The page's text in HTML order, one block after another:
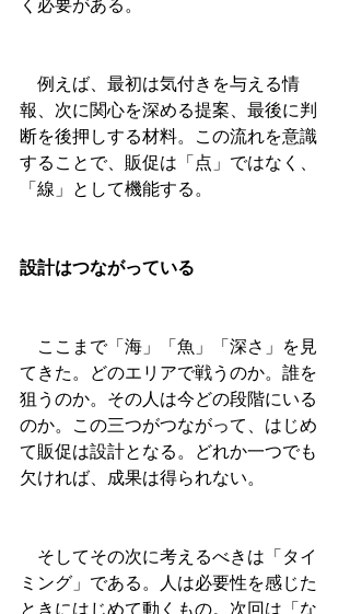
く必要がある。
例えば、最初は気付きを与える情
報、次に関心を深める提案、最後に判
断を後押しする材料。この流れを意識
することで、販促は「点」ではなく、
「線」として機能する。
設計はつながっている
ここまで「海」「魚」「深さ」を見
てきた。どのエリアで戦うのか。誰を
狙うのか。その人は今どの段階にいる
のか。この三つがつながって、はじめ
て販促は設計となる。どれか一つでも
欠ければ、成果は得られない。
そしてその次に考えるべきは「タイ
ミング」である。人は必要性を感じた
ときにはじめて動くもの。次回は「な